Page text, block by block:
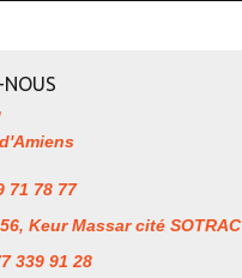
71 78 77
Keur Massar cité SOTRAC
339 91 28